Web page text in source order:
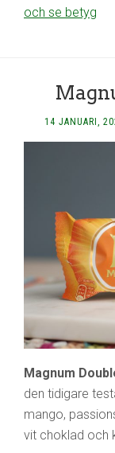
och se betyg
14 JANUARI,
Magnum
den tidigare
mango,
vit choklad och